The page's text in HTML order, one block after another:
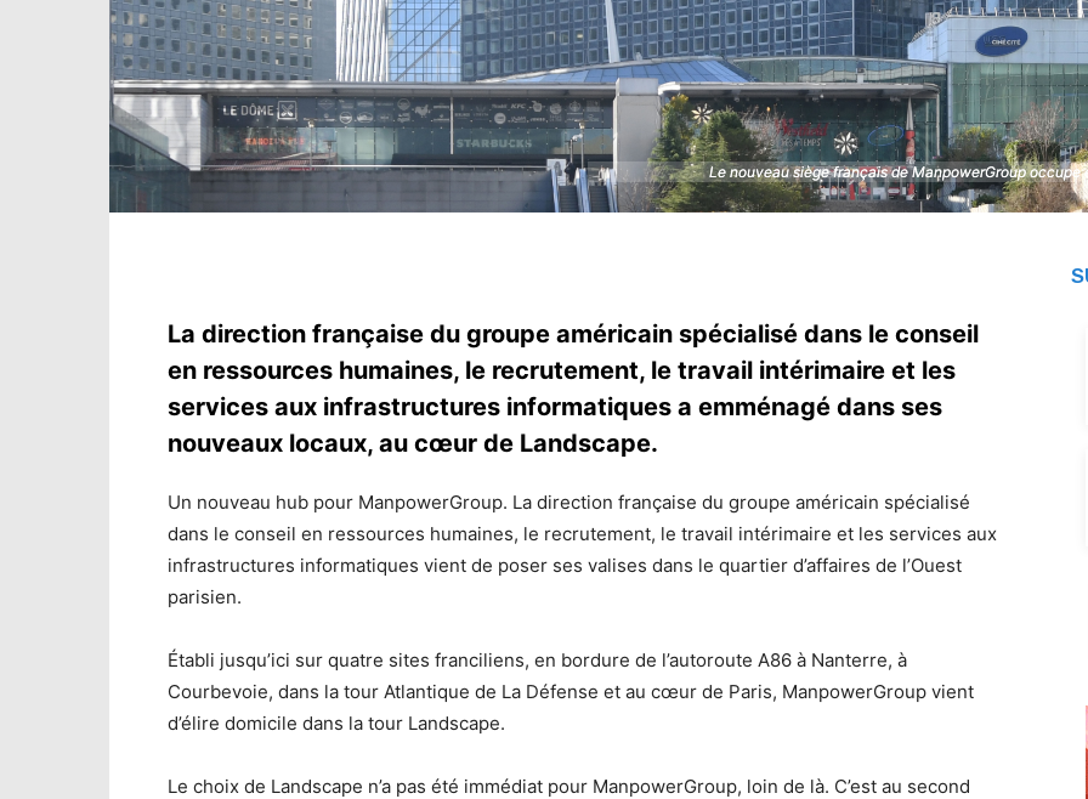
Le nouveau siège français de ManpowerGroup
Le nouveau siège français de ManpowerGroup
La direction française du groupe américain spécialisé dans le conseil
en ressources humaines, le recrutement, le travail intérimaire et les
services aux infrastructures informatiques a emménagé dans ses
nouveaux locaux, au cœur de Landscape.
Un nouveau hub pour ManpowerGroup. La direction française du groupe américain spécialisé
dans le conseil en ressources humaines, le recrutement, le travail intérimaire et les services aux
infrastructures informatiques vient de poser ses valises dans le quartier d’affaires de l’Ouest
parisien.
Établi jusqu’ici sur quatre sites franciliens, en bordure de l’autoroute A86 à Nanterre, à
Courbevoie, dans la tour Atlantique de La Défense et au cœur de Paris, ManpowerGroup vient
d’élire domicile dans la tour Landscape.
Le choix de Landscape n’a pas été immédiat pour ManpowerGroup, loin de là. C’est au second